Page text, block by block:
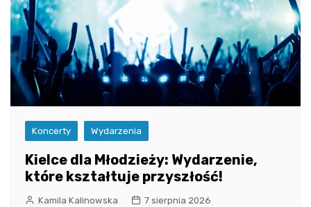
Koncerty Wydarzenia
Kielce dla Młodzieży: Wydarzenie,
które kształtuje przyszłość!
Kamila Kalinowska 7 sierpnia 2026